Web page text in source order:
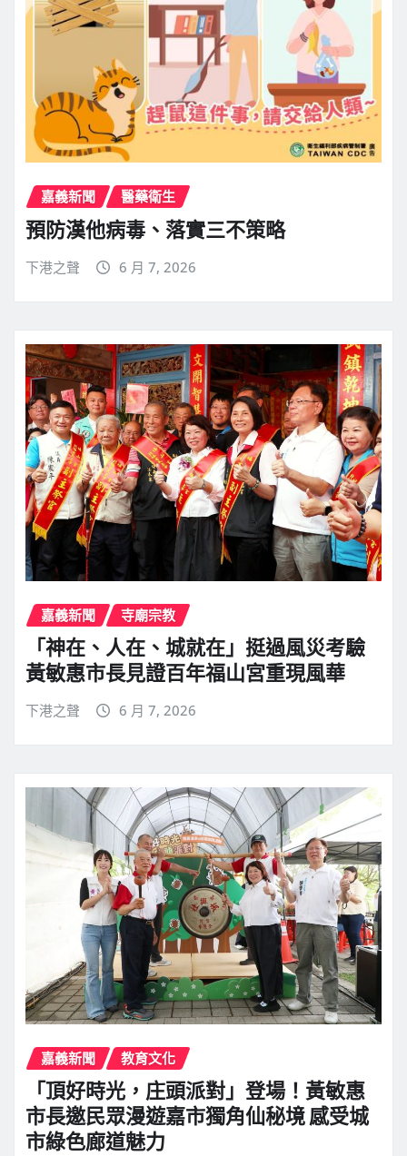
嘉義新聞 醫藥衛生
預防漢他病毒、落實三不策略
下港之聲 6 月 7, 2026
嘉義新聞 寺廟宗教
「神在、人在、城就在」挺過風災考驗
黃敏惠市長見證百年福山宮重現風華
下港之聲 6 月 7, 2026
嘉義新聞 教育文化
「頂好時光，庄頭派對」登場！黃敏惠
市長邀民眾漫遊嘉市獨角仙秘境 感受城
市綠色廊道魅力